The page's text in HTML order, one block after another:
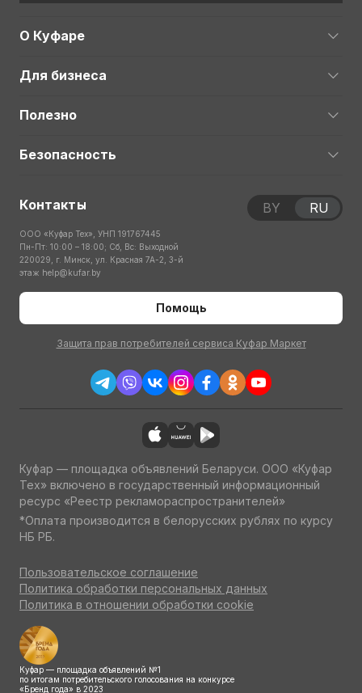
О Куфаре
Для бизнеса
Полезно
Безопасность
Контакты
ООО «Куфар Тех», УНП 191767445
Пн-Пт: 10:00 – 18:00; Сб, Вс: Выходной
220029, г. Минск, ул. Красная 7А-2, 3-й
этаж help@kufar.by
Помощь
Защита прав потребителей сервиса Куфар Маркет
BY RU
Куфар — площадка объявлений Беларуси. ООО «Куфар
Тех» включено в государственный информационный
ресурс «Реестр рекламораспространителей»
*Оплата производится в белорусских рублях по курсу
НБ РБ.
Пользовательское соглашение
Политика обработки персональных данных
Политика в отношении обработки cookie
Куфар — площадка объявлений №1
по итогам потребительского голосования на конкурсе
«Бренд года» в 2023